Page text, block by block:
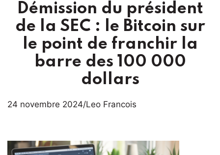
Démission du président
de la SEC : le Bitcoin sur
le point de franchir la
barre des 100 000
dollars
24 novembre 2024/Leo Francois